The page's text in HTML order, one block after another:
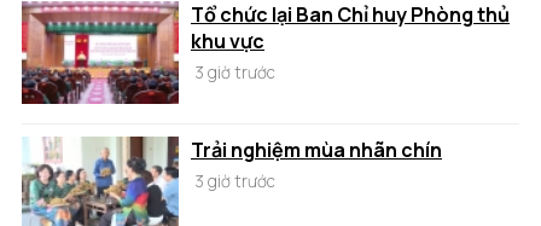
Tổ chức lại Ban Chỉ huy Phòng thủ
khu vực
3 giờ trước
Trải nghiệm mùa nhãn chín
3 giờ trước